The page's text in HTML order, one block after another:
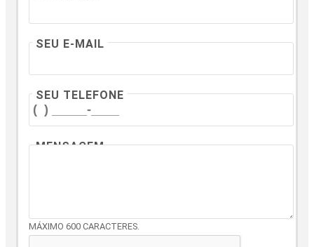
SEU E-MAIL
SEU TELEFONE
MENSAGEM
MÁXIMO 600 CARACTERES.